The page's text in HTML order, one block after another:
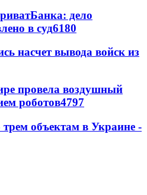
дело
в суд6180
насчет вывода войск из
провела воздушный
роботов4797
объектам в Украине -